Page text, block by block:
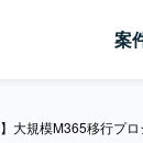
案
】大規模M365移行プ